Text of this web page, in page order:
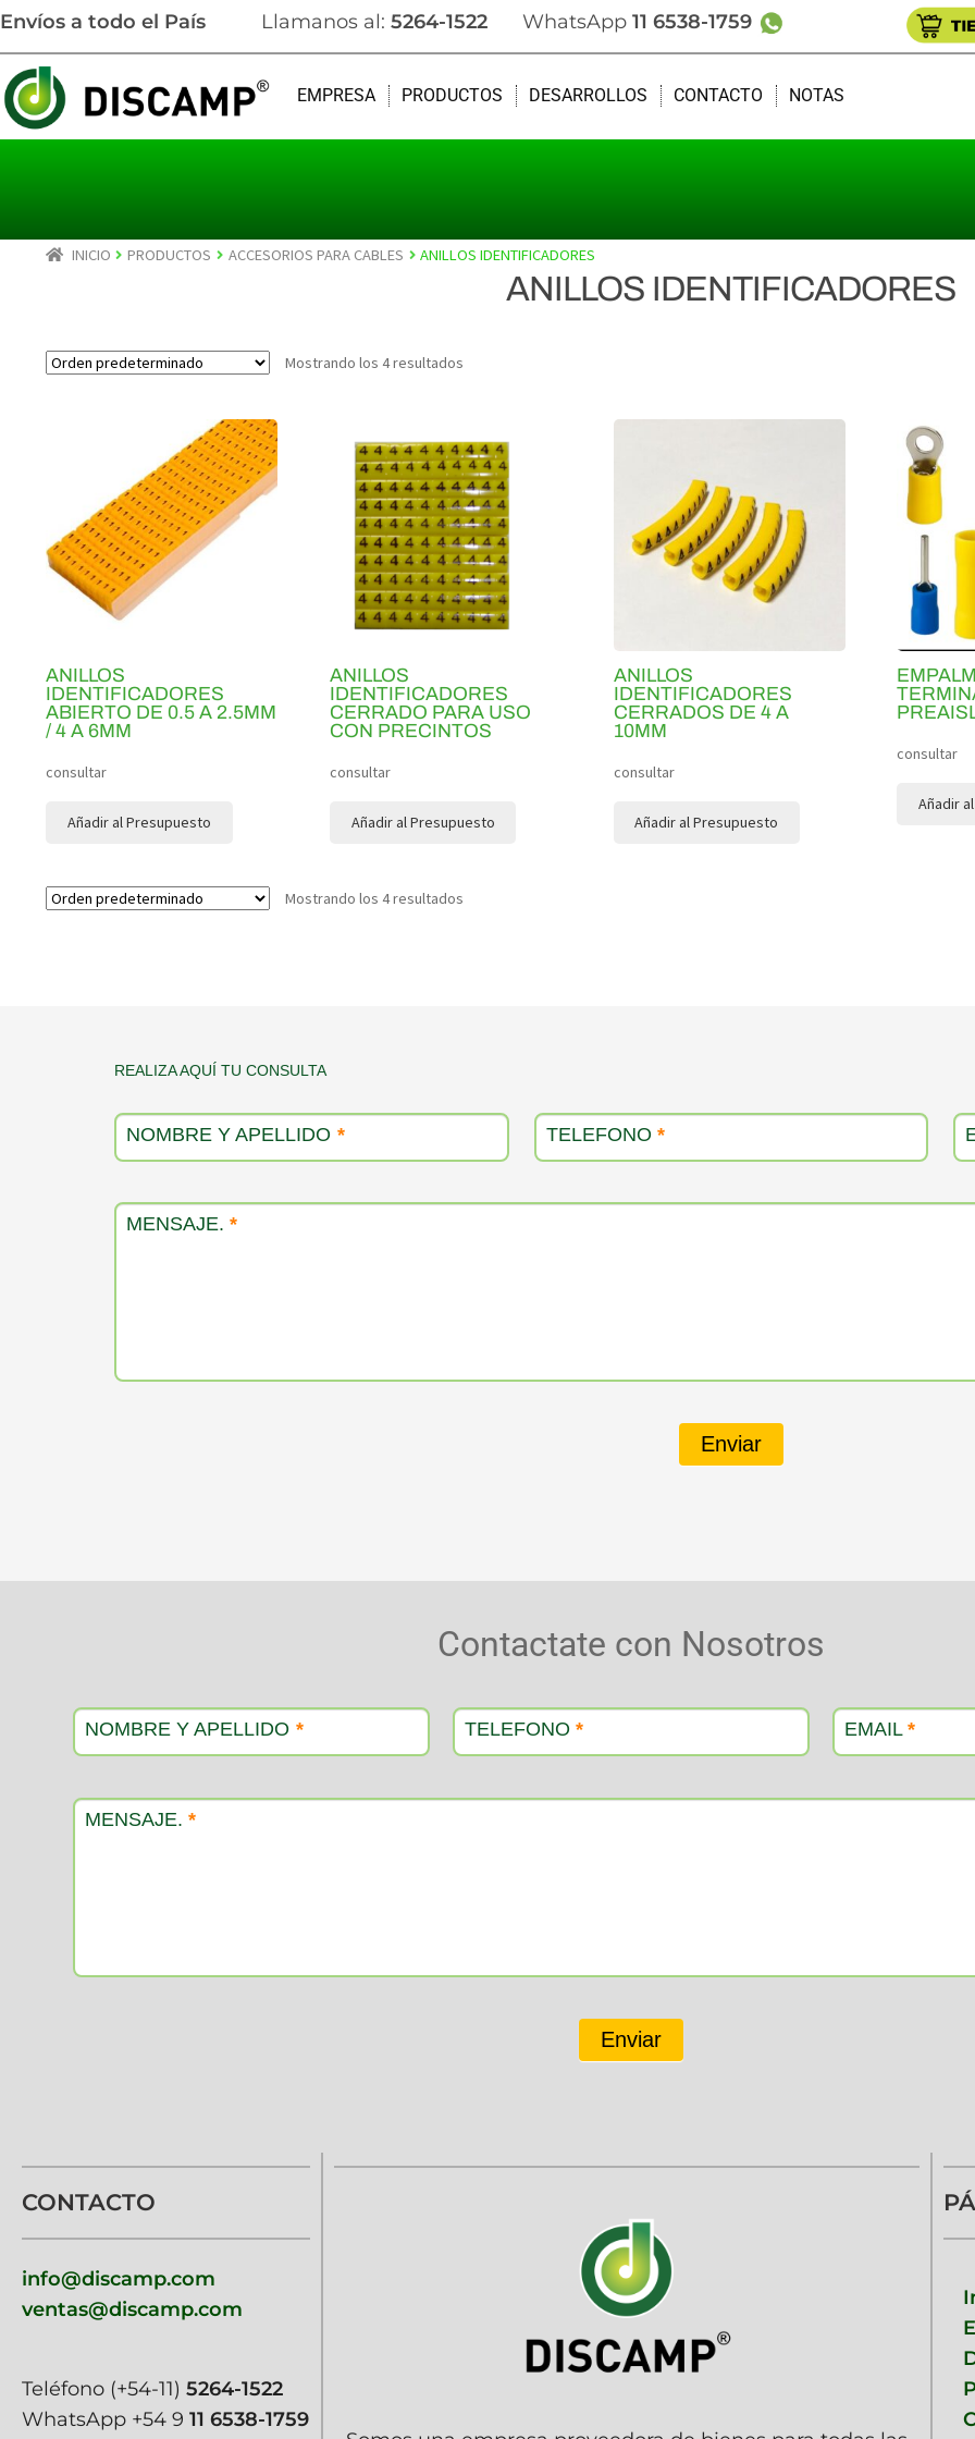
Envíos a todo el País Llamanos al: 5264-1522 WhatsApp 11 6538-1759
EMPRESA PRODUCTOS DESARROLLOS CONTACTO NOTAS
INICIO PRODUCTOS ACCESORIOS PARA CABLES ANILLOS IDENTIFICADORES
ANILLOS IDENTIFICADORES
Mostrando los 4 resultados
ANILLOS
IDENTIFICADORES
ABIERTO DE 0.5 A 2.5MM
/ 4 A 6MM
consultar
Añadir al Presupuesto
ANILLOS
IDENTIFICADORES
CERRADO PARA USO
CON PRECINTOS
consultar
Añadir al Presupuesto
ANILLOS
IDENTIFICADORES
CERRADOS DE 4 A
10MM
consultar
Añadir al Presupuesto
consultar
Añadir
Mostrando los 4 resultados
Contacto
REALIZA AQUÍ TU CONSULTA
NOMBRE Y APELLIDO * TELEFONO *
MENSAJE. *
Enviar
Contactate con Nosotros
producto
NOMBRE Y APELLIDO * TELEFONO * EMAIL *
MENSAJE. *
Enviar
CONTACTO
info@discamp.com
ventas@discamp.com
Teléfono (+54-11) 5264-1522
WhatsApp +54 9 11 6538-1759